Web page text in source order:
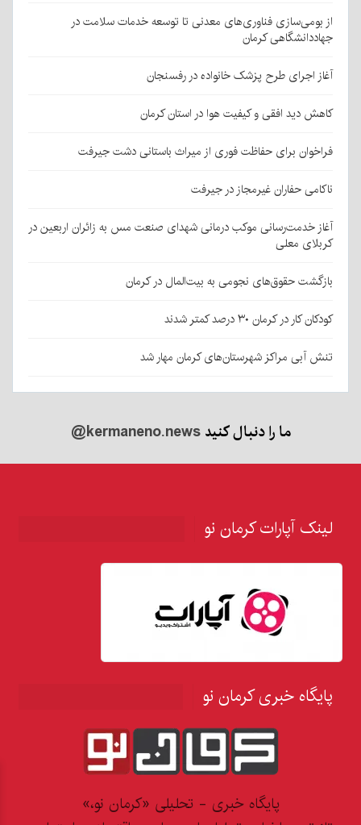
از بومی‌سازی فناوری‌های معدنی تا توسعه خدمات سلامت در
جهاددانشگاهی کرمان
آغاز اجرای طرح پزشک خانواده در رفسنجان
کاهش دید افقی و کیفیت هوا در استان کرمان
فراخوان برای حفاظت فوری از میراث باستانی دشت جیرفت
ناکامی حفاران غیرمجاز در جیرفت
آغاز خدمت‌رسانی موکب درمانی شهدای صنعت مس به زائران اربعین در
کربلای معلی
بازگشت حقوق‌های نجومی به بیت‌المال در کرمان
کودکان کار در کرمان ۳۰ درصد کمتر شدند
تنش آبی مراکز شهرستان‌های کرمان مهار شد
ما را دنبال کنید@kermaneno.news
لینک آپارات کرمان نو
پایگاه خبری کرمان نو
پایگاه خبری - تحلیلی «کرمان نو،»